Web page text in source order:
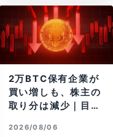
2万BTC保有企業が
買い増しも、株主の
取り分は減少｜目標
2026/08/06